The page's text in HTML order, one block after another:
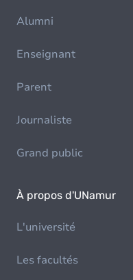
Alumni
Enseignant
Parent
Journaliste
Grand public
À propos d'UNamur
L'université
Les facultés